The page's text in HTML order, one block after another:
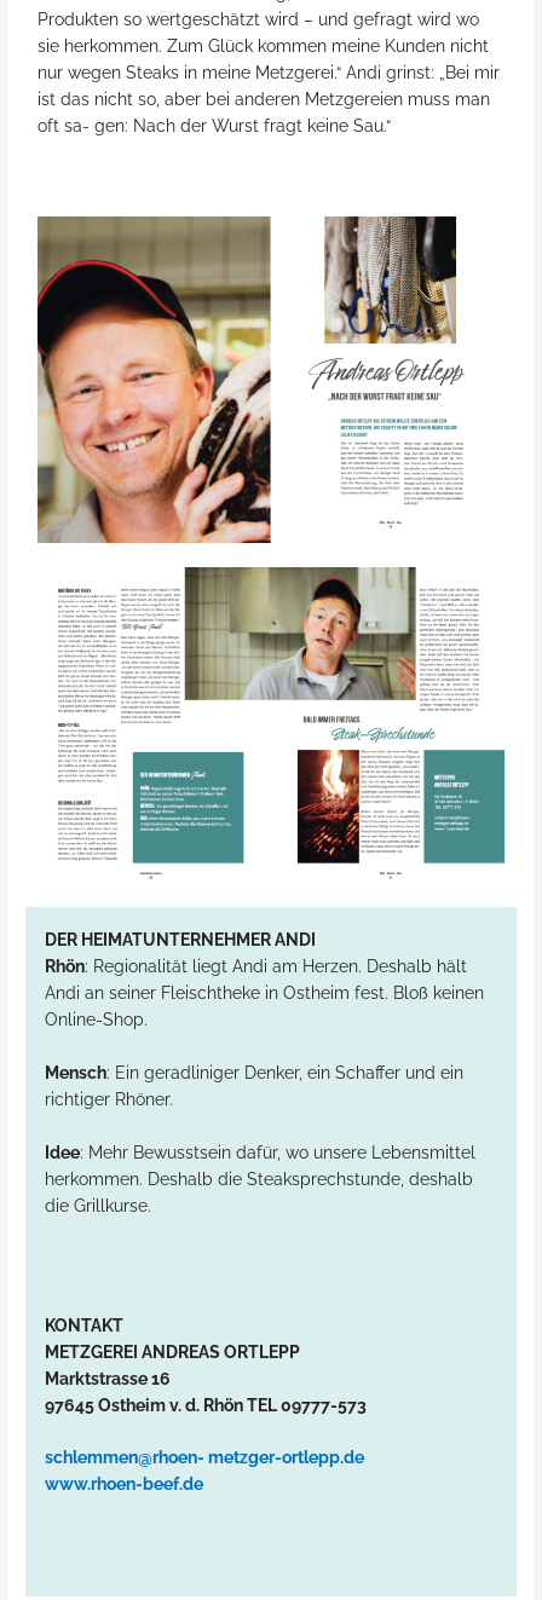
Produkten so wertgeschätzt wird – und gefragt wird wo
sie herkommen. Zum Glück kommen meine Kunden nicht
nur wegen Steaks in meine Metzgerei.“ Andi grinst: „Bei mir
ist das nicht so, aber bei anderen Metzgereien muss man
oft sa- gen: Nach der Wurst fragt keine Sau.“
DER HEIMATUNTERNEHMER ANDI
Rhön: Regionalität liegt Andi am Herzen. Deshalb hält
Andi an seiner Fleischtheke in Ostheim fest. Bloß keinen
Online-Shop.
Mensch: Ein geradliniger Denker, ein Schaffer und ein
richtiger Rhöner.
Idee: Mehr Bewusstsein dafür, wo unsere Lebensmittel
herkommen. Deshalb die Steaksprechstunde, deshalb
die Grillkurse.
KONTAKT
METZGEREI ANDREAS ORTLEPP
Marktstrasse 16
97645 Ostheim v. d. Rhön TEL 09777-573
schlemmen@rhoen- metzger-ortlepp.de
www.rhoen-beef.de